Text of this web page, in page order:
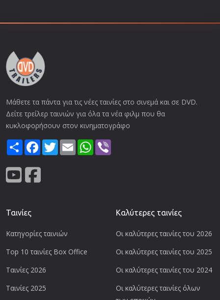
Μάθετε τα πάντα για τις νέες ταινίες στο σινεμά και σε DVD.
Δείτε τρείλερ ταινιών για όλα τα νέα φιλμ που θα
κυκλοφορήσουν στον κινηματογράφο
ShareFacebook
TwitterEmail WhatsApp
Ταινίες
Κατηγορίες ταινιών
Top 10 ταινίες Box Office
Ταινίες 2026
Ταινίες 2025
Καλύτερες ταινίες
Οι καλύτερες ταινίες του 2026
Οι καλύτερες ταινίες του 2025
Οι καλύτερες ταινίες του 2024
Οι καλύτερες ταινίες όλων